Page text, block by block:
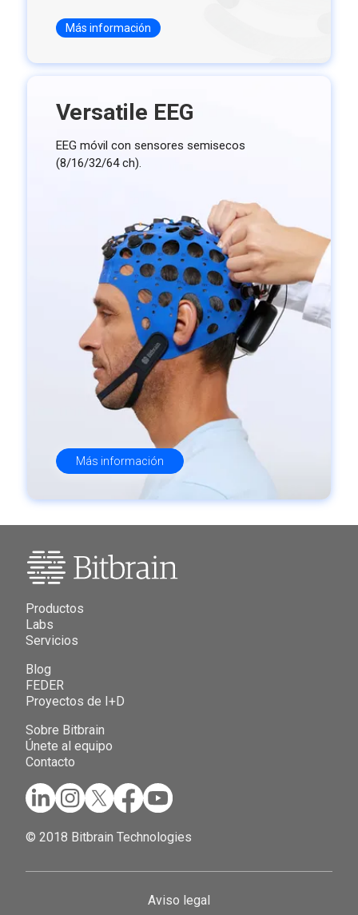
Más información
Versatile EEG
EEG móvil con sensores semisecos
(8/16/32/64 ch).
Más información
Productos
Labs
Servicios
Blog
FEDER
Proyectos de I+D
Sobre Bitbrain
Únete al equipo
Contacto
© 2018 Bitbrain Technologies
Aviso legal